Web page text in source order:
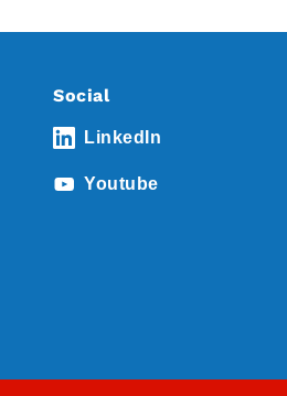
Social
LinkedIn
Youtube